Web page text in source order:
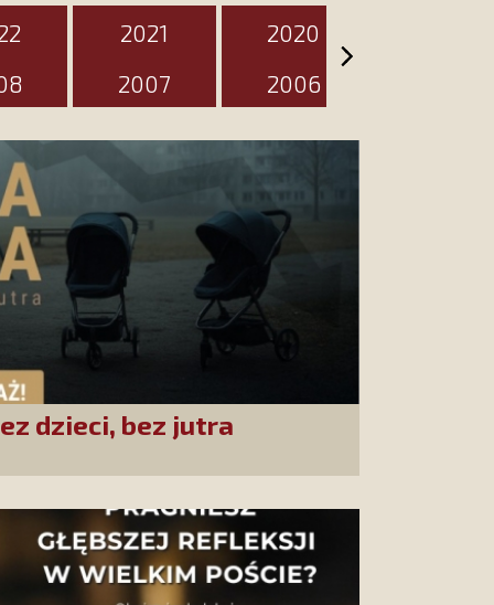
2021 2020
2007 2006
dzieci, bez jutra